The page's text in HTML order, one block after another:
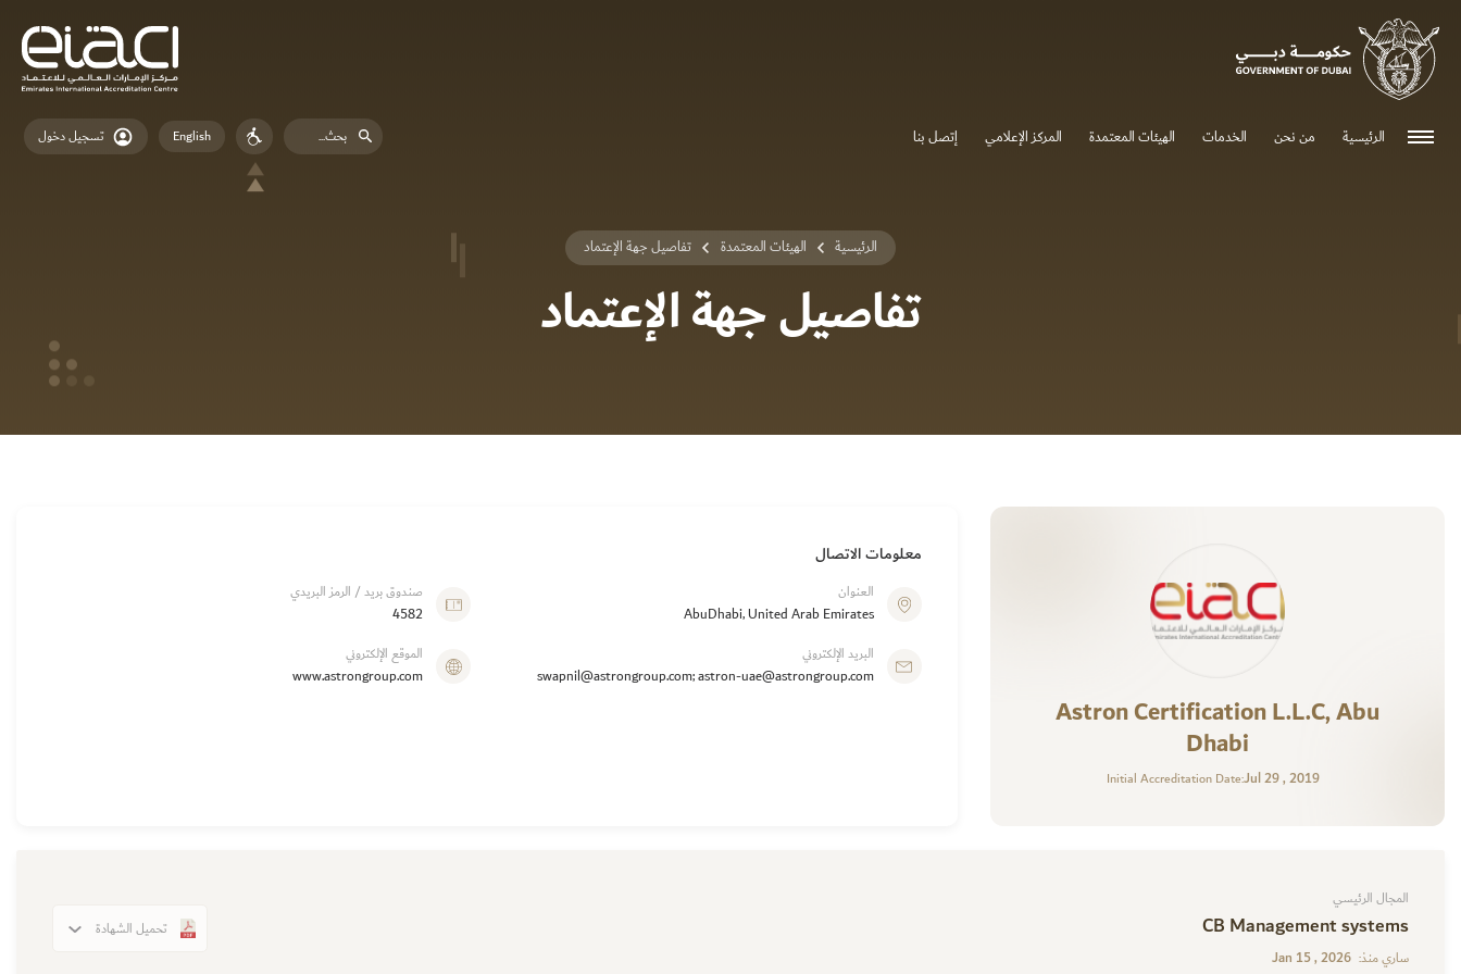
الرئيسية من نحن الخدمات الهيئات المعتمدة المركز الإعلامي إتصل بنا English تسجيل دخول
الرئيسية الهيئات المعتمدة تفاصيل جهة الإعتماد
تفاصيل جهة الإعتماد
Astron Certification L.L.C, Abu
Dhabi
Initial Accreditation Date:Jul 29 , 2019
معلومات الاتصال
العنوان
AbuDhabi, United Arab Emirates
صندوق بريد / الرمز البريدي
4582
البريد الإلكتروني
swapnil@astrongroup.com; astron-uae@astrongroup.com
الموقع الإلكتروني
www.astrongroup.com
المجال الرئيسي
CB Management systems
ساري منذ: Jan 15 , 2026
تحميل الشهادة